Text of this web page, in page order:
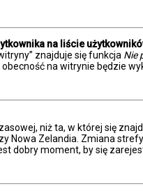
na liście
znajduje się funkcja Nie
na witrynie będzie
niż ta, w której się
Nowa Zelandia. Zmiana
dobry moment, by się